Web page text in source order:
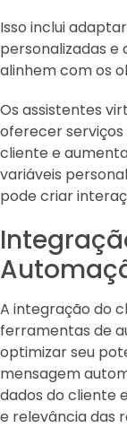
Isso inclui
personalizadas e
alinhem com os
Os assistentes
oferecer
cliente e
variáveis
pode criar
A integração do
ferramentas de
optimizar seu
mensagem
dados do cliente
e relevância das